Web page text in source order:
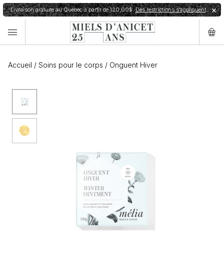
✕
Livraison gratuite au Québec à partir de 120,00$.Des restrictions s’appliquent
Accueil / Soins pour le corps / Onguent Hiver